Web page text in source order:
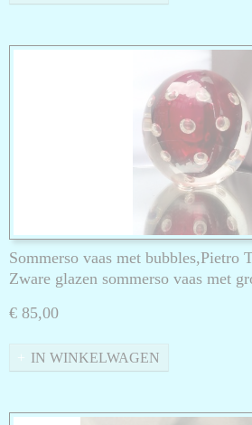
Sommerso vaas met bubbles,Pietro
Zware glazen sommerso vaas met
€ 85,00
IN WINKELWAGEN